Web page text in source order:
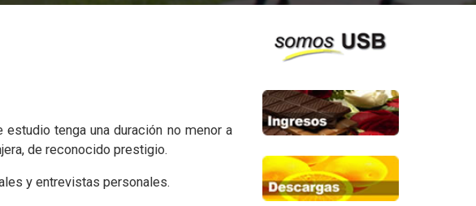
tenga una duración no menor a
de reconocido prestigio.
y entrevistas personales.